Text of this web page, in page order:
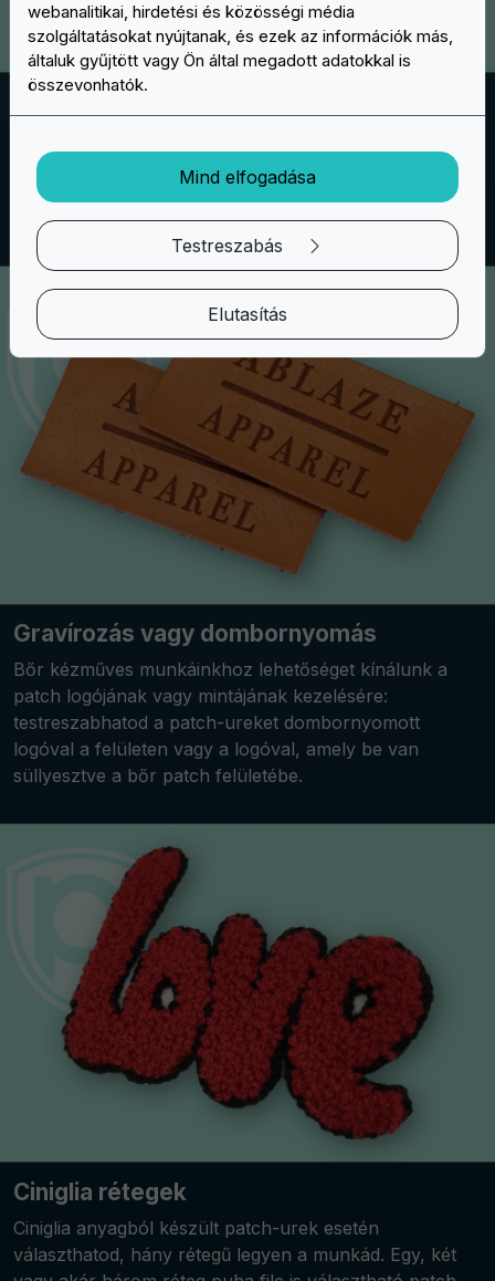
módja, hogy nappal és éjszaka is feldobd
megjelenésedet. A patch-urek nappali színei élénkek és
élettel teliek, de éjszaka igazán különlegesek.
Gravírozás vagy dombornyomás
Bőr kézműves munkáinkhoz lehetőséget kínálunk a
patch logójának vagy mintájának kezelésére:
testreszabhatod a patch-ureket dombornyomott
logóval a felületen vagy a logóval, amely be van
süllyesztve a bőr patch felületébe.
Ciniglia rétegek
Ciniglia anyagból készült patch-urek esetén
választhatod, hány rétegű legyen a munkád. Egy, két
webanalitikai, hirdetési és közösségi média
szolgáltatásokat nyújtanak, és ezek az információk más,
általuk gyűjtött vagy Ön által megadott adatokkal is
összevonhatók.
Mind elfogadása
Testreszabás
Elutasítás